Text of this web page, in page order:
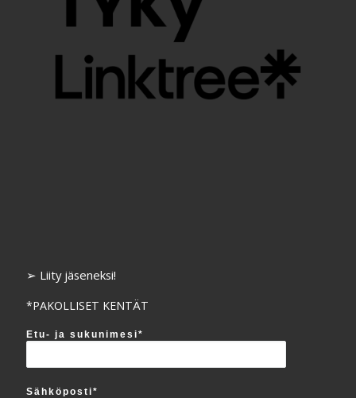
➢ Liity jäseneksi!
*PAKOLLISET KENTÄT
Etu- ja sukunimesi*
Sähköposti*